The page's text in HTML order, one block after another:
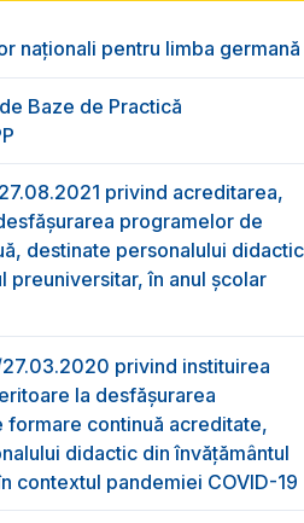
naționali pentru limba germană
Baze de Practică
privind acreditarea,
programelor de
destinate personalului didactic
preuniversitar, în anul școlar
privind instituirea
la desfășurarea
formare continuă acreditate,
didactic din învățământul
contextul pandemiei COVID-19